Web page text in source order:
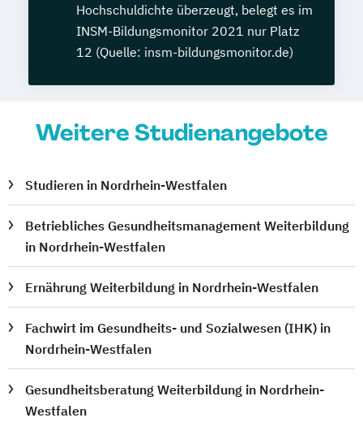
Hochschuldichte überzeugt, belegt es im
INSM-Bildungsmonitor 2021 nur Platz
12 (Quelle: insm-bildungsmonitor.de)
Weitere Studienangebote
Studieren in Nordrhein-Westfalen
Betriebliches Gesundheitsmanagement Weiterbildung
in Nordrhein-Westfalen
Ernährung Weiterbildung in Nordrhein-Westfalen
Fachwirt im Gesundheits- und Sozialwesen (IHK) in
Nordrhein-Westfalen
Gesundheitsberatung Weiterbildung in Nordrhein-
Westfalen